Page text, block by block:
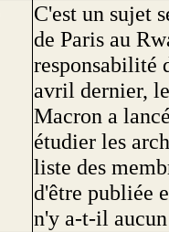
C'est un sujet
de Paris au
responsabilité
avril dernier,
Macron a
étudier les
liste des
d'être publiée
n'y a-t-il